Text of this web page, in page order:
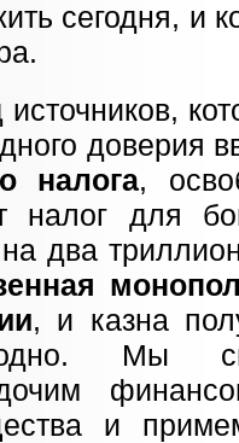
сегодня, и
доверия
налога,
налог для
два
, и казна
Мы
и